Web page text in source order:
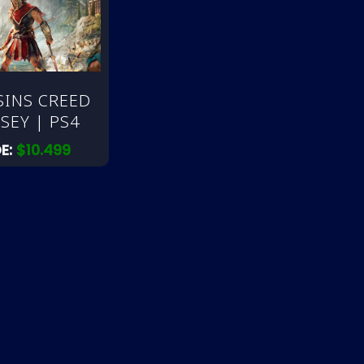
CREED
| PS4
$10.499